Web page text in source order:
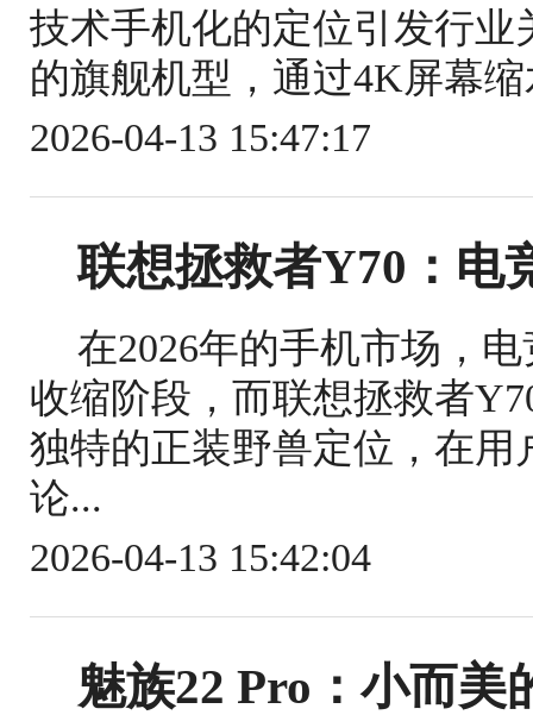
技术手机化的定位引发行业
的旗舰机型，通过4K屏幕
2026-04-13 15:47:17
联想拯救者Y70：电
在2026年的手机市场，
收缩阶段，而联想拯救者
独特的正装野兽定位，在
论...
2026-04-13 15:42:04
魅族22 Pro：小而